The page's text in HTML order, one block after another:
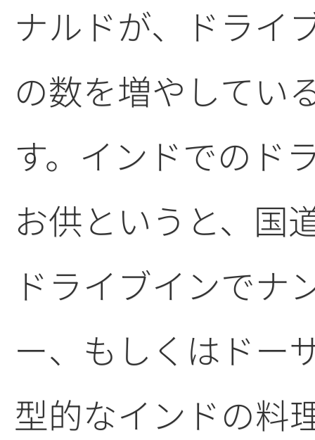
ナルドが、ドライ
の数を増やしてい
す。インドでのド
お供というと、国
ドライブインでナ
ー、もしくはドー
型的なインドの料